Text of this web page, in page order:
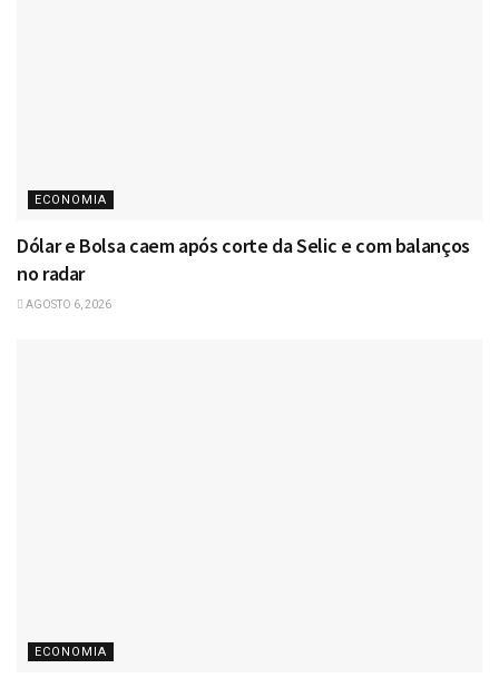
ECONOMIA
Dólar e Bolsa caem após corte da Selic e com balanços
no radar
AGOSTO 6, 2026
ECONOMIA